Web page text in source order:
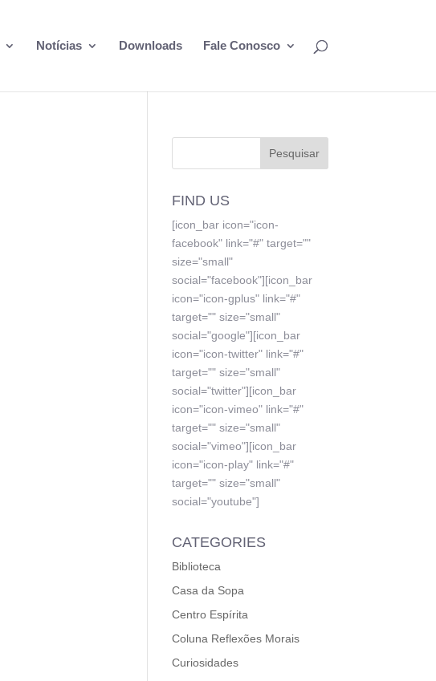
Notícias Downloads Fale Conosco
FIND US
[icon_bar icon="icon-
facebook" link="#" target=""
size="small"
social="facebook"][icon_bar
icon="icon-gplus" link="#"
target="" size="small"
social="google"][icon_bar
icon="icon-twitter" link="#"
target="" size="small"
social="twitter"][icon_bar
icon="icon-vimeo" link="#"
target="" size="small"
social="vimeo"][icon_bar
icon="icon-play" link="#"
target="" size="small"
social="youtube"]
CATEGORIES
Biblioteca
Casa da Sopa
Centro Espírita
Coluna Reflexões Morais
Curiosidades